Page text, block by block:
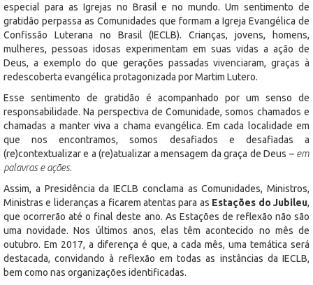
especial para as Igrejas no Brasil e no mundo. Um sentimento de
gratidão perpassa as Comunidades que formam a Igreja Evangélica de
Confissão Luterana no Brasil (IECLB). Crianças, jovens, homens,
mulheres, pessoas idosas experimentam em suas vidas a ação de
Deus, a exemplo do que gerações passadas vivenciaram, graças à
redescoberta evangélica protagonizada por Martim Lutero.
Esse sentimento de gratidão é acompanhado por um senso de
responsabilidade. Na perspectiva de Comunidade, somos chamados e
chamadas a manter viva a chama evangélica. Em cada localidade em
que nos encontramos, somos desafiados e desafiadas a
(re)contextualizar e a (re)atualizar a mensagem da graça de Deus – em
palavras e ações.
Assim, a Presidência da IECLB conclama as Comunidades, Ministros,
Ministras e lideranças a ficarem atentas para as Estações do Jubileu,
que ocorrerão até o final deste ano. As Estações de reflexão não são
uma novidade. Nos últimos anos, elas têm acontecido no mês de
outubro. Em 2017, a diferença é que, a cada mês, uma temática será
destacada, convidando à reflexão em todas as instâncias da IECLB,
bem como nas organizações identificadas.